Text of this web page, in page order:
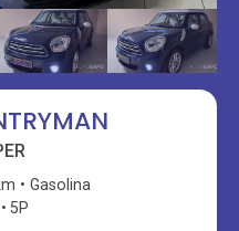
Gasolina
5P